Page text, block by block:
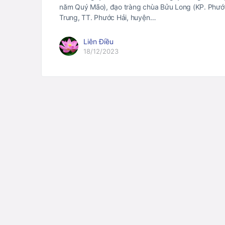
năm Quý Mão), đạo tràng chùa Bửu Long (KP.
Trung, TT. Phước Hải, huyện…
Liên Điều
18/12/2023